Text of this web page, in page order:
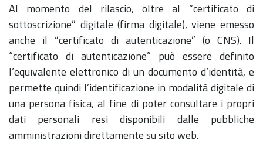
Al momento del rilascio, oltre al “certificato di
sottoscrizione” digitale (firma digitale), viene emesso
anche il “certificato di autenticazione” (o CNS). Il
“certificato di autenticazione” può essere definito
l’equivalente elettronico di un documento d’identità, e
permette quindi l’identificazione in modalità digitale di
una persona fisica, al fine di poter consultare i propri
dati personali resi disponibili dalle pubbliche
amministrazioni direttamente su sito web.